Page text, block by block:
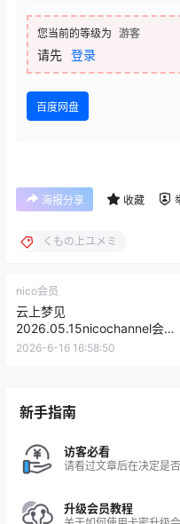
您当前的等级为 游客
请先 登录
百度网盘
海报分享 收藏
くもの上ユメミ
nico会员
云上梦见
2026.05.15nicochannel会员
限定
2026-6-16 16:58:50
新手指南
访客必看
请看过文章后在决定是
升级会员教程